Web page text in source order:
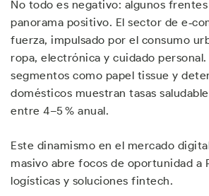
No todo es negativo: algunos
panorama positivo. El sector de
fuerza, impulsado por el consumo
ropa, electrónica y cuidado
segmentos como papel tissue y
domésticos muestran tasas
entre 4–5 % anual.
Este dinamismo en el mercado
masivo abre focos de oportunidad a
logísticas y soluciones fintech.